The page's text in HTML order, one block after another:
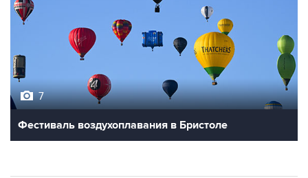
7
Фестиваль воздухоплавания в Бристоле